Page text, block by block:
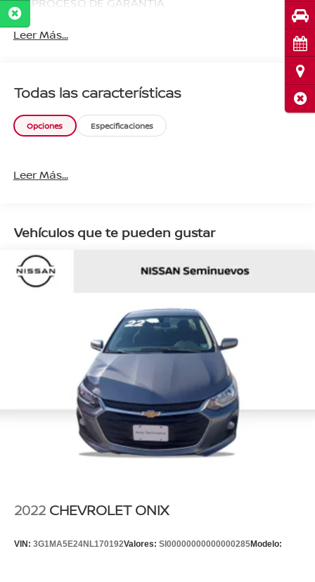
Leer Más...
Todas las características
Opciones Especificaciones
Leer Más...
Vehículos que te pueden gustar
2022 CHEVROLET ONIX
VIN: 3G1MA5E24NL170192Valores: SI00000000000000285Modelo: